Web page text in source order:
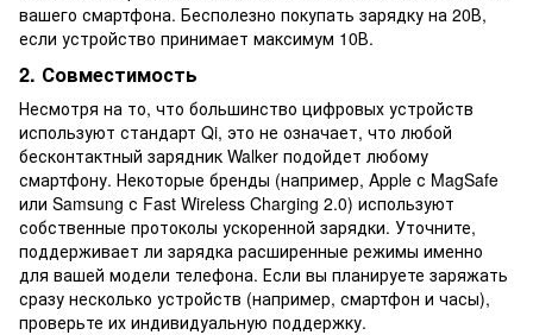
вашего смартфона. Бесполезно покупать зарядку на 20В,
если устройство принимает максимум 10В.
2. Совместимость
Несмотря на то, что большинство цифровых устройств
используют стандарт Qi, это не означает, что любой
бесконтактный зарядник Walker подойдет любому
смартфону. Некоторые бренды (например, Apple с MagSafe
или Samsung с Fast Wireless Charging 2.0) используют
собственные протоколы ускоренной зарядки. Уточните,
поддерживает ли зарядка расширенные режимы именно
для вашей модели телефона. Если вы планируете заряжать
сразу несколько устройств (например, смартфон и часы),
проверьте их индивидуальную поддержку.